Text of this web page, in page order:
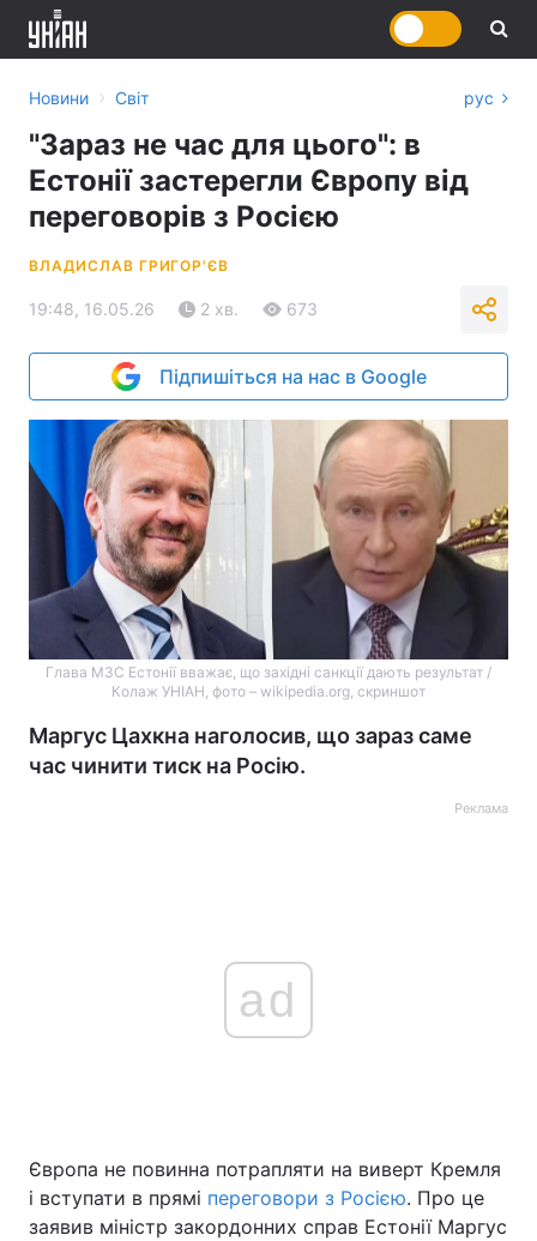
Головна Війна
Україна Політика
Новини › Світ рус
"Зараз не час для цього": в
Естонії застерегли Європу від
переговорів з Росією
ВЛАДИСЛАВ ГРИГОР'ЄВ
19:48, 16.05.26 2 хв. 673
Підпишіться на нас в Google
Глава МЗС Естонії вважає, що західні санкції дають результат /
Колаж УНІАН, фото – wikipedia.org, скриншот
Маргус Цахкна наголосив, що зараз саме
час чинити тиск на Росію.
Реклама
ad
Європа не повинна потрапляти на виверт Кремля
і вступати в прямі переговори з Росією. Про це
заявив міністр закордонних справ Естонії Маргус